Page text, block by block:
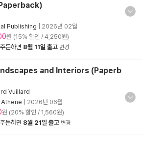
Publishing
2026년 02월
원 (15% 할인 / 4,250원)
문하면 8월 11일 출고 변경
and Interiors (Paperb
Vuillard
2026년 06월
원 (20% 할인 / 1,560원)
문하면 8월 21일 출고 변경